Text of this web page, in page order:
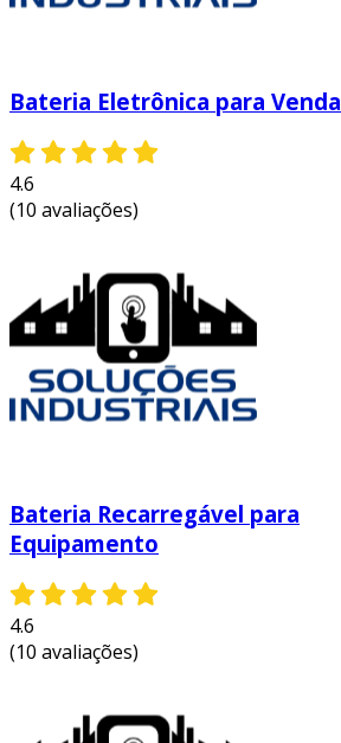
Bateria Eletrônica para Venda
4.6
(10 avaliações)
Bateria Recarregável para
Equipamento
4.6
(10 avaliações)